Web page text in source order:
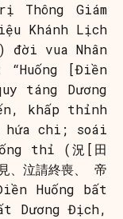
Thông Giám
Khánh Lịch
đời vua Nhân
“Huống [Điền
táng Dương
khấp thỉnh
hứa chi; soái
thỉ (況[田
、泣請終喪、 帝
Huống bất
Dương Địch,